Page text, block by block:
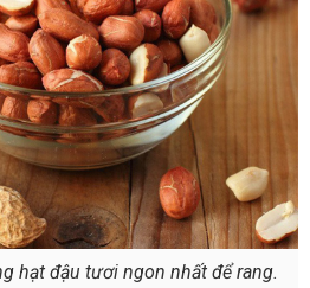
hạt đậu tươi ngon nhất để rang.